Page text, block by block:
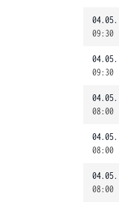
04.05.
09:30
04.05.
09:30
04.05.
08:00
04.05.
08:00
04.05.
08:00